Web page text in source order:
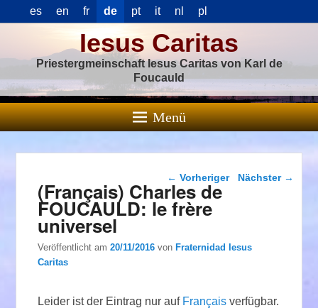
es en fr de pt it nl pl
Iesus Caritas
Priestergmeinschaft Iesus Caritas von Karl de
Foucauld
Menü
Beitragsnavigation
← Vorheriger Nächster →
(Français) Charles de
FOUCAULD: le frère
universel
Veröffentlicht am20/11/2016 vonFraternidad Iesus
Caritas
Leider ist der Eintrag nur auf Français verfügbar.